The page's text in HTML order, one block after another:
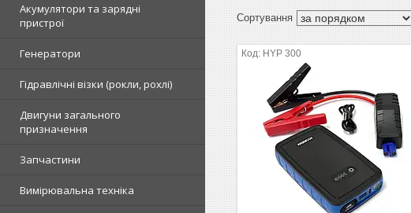
Акумулятори та зарядні
пристрої
Генератори
Гідравлічні візки (рокли, рохлі)
Двигуни загального
призначення
Запчастини
Вимірювальна техніка
HYP 300